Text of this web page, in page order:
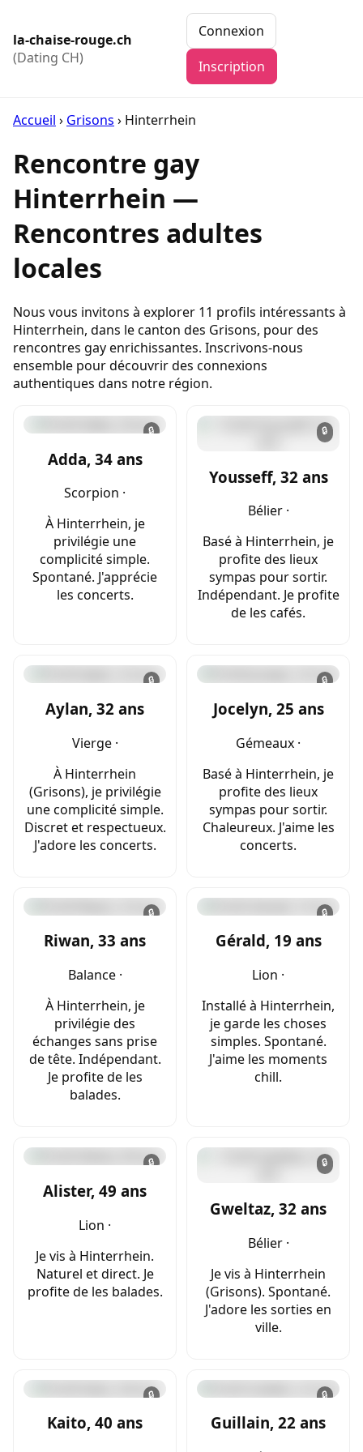
la-chaise-rouge.ch
(Dating CH)
Connexion
Inscription
Accueil › Grisons › Hinterrhein
Rencontre gay
Hinterrhein —
Rencontres adultes
locales
Nous vous invitons à explorer 11 profils intéressants à
Hinterrhein, dans le canton des Grisons, pour des
rencontres gay enrichissantes. Inscrivons-nous
ensemble pour découvrir des connexions
authentiques dans notre région.
🔒
Adda, 34 ans
Scorpion ·
À Hinterrhein, je
privilégie une
complicité simple.
Spontané. J'apprécie
les concerts.
🔒
Yousseff, 32 ans
Bélier ·
Basé à Hinterrhein, je
profite des lieux
sympas pour sortir.
Indépendant. Je profite
de les cafés.
🔒
Aylan, 32 ans
Vierge ·
À Hinterrhein
(Grisons), je privilégie
une complicité simple.
Discret et respectueux.
J'adore les concerts.
🔒
Jocelyn, 25 ans
Gémeaux ·
Basé à Hinterrhein, je
profite des lieux
sympas pour sortir.
Chaleureux. J'aime les
concerts.
🔒
Riwan, 33 ans
Balance ·
À Hinterrhein, je
privilégie des
échanges sans prise
de tête. Indépendant.
Je profite de les
balades.
🔒
Gérald, 19 ans
Lion ·
Installé à Hinterrhein,
je garde les choses
simples. Spontané.
J'aime les moments
chill.
🔒
Alister, 49 ans
Lion ·
Je vis à Hinterrhein.
Naturel et direct. Je
profite de les balades.
🔒
Gweltaz, 32 ans
Bélier ·
Je vis à Hinterrhein
(Grisons). Spontané.
J'adore les sorties en
ville.
🔒
Kaito, 40 ans
🔒
Guillain, 22 ans